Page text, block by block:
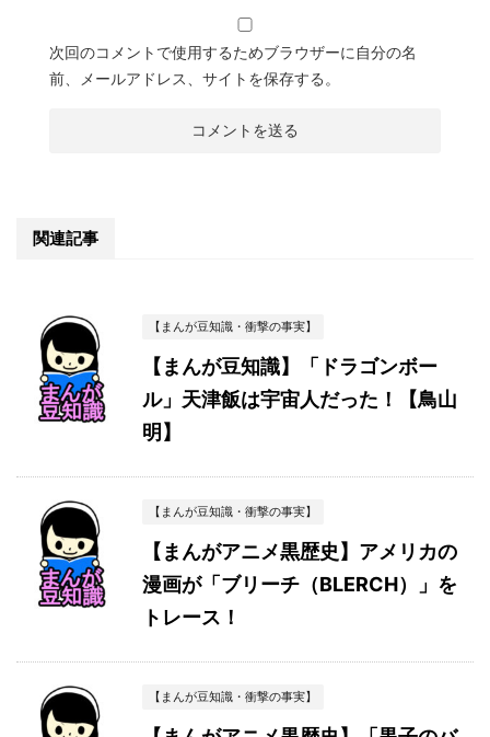
次回のコメントで使用するためブラウザーに自分の名
前、メールアドレス、サイトを保存する。
関連記事
【まんが豆知識・衝撃の事実】
【まんが豆知識】「ドラゴンボー
ル」天津飯は宇宙人だった！【鳥山
明】
【まんが豆知識・衝撃の事実】
【まんがアニメ黒歴史】アメリカの
漫画が「ブリーチ（BLERCH）」を
トレース！
【まんが豆知識・衝撃の事実】